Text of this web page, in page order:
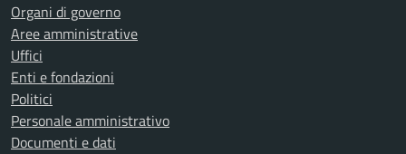
Organi di governo
Aree amministrative
Uffici
Enti e fondazioni
Politici
Personale amministrativo
Documenti e dati